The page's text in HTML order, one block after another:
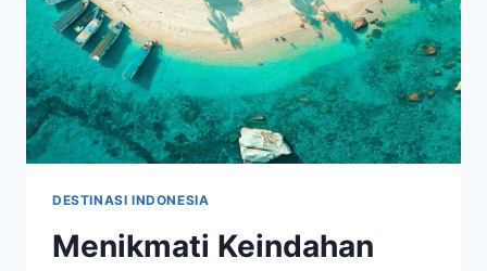
DESTINASI INDONESIA
Menikmati Keindahan